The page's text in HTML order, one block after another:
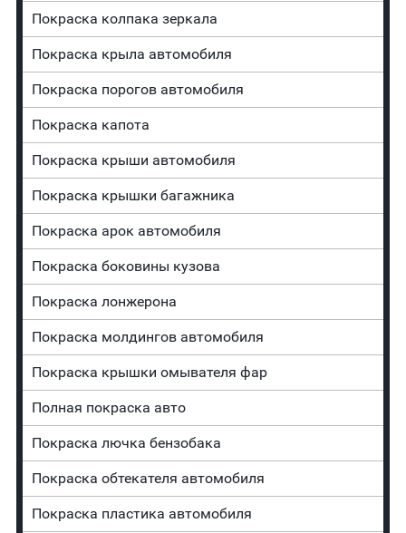
Покраска колпака зеркала
Покраска крыла автомобиля
Покраска порогов автомобиля
Покраска капота
Покраска крыши автомобиля
Покраска крышки багажника
Покраска арок автомобиля
Покраска боковины кузова
Покраска лонжерона
Покраска молдингов автомобиля
Покраска крышки омывателя фар
Полная покраска авто
Покраска лючка бензобака
Покраска обтекателя автомобиля
Покраска пластика автомобиля